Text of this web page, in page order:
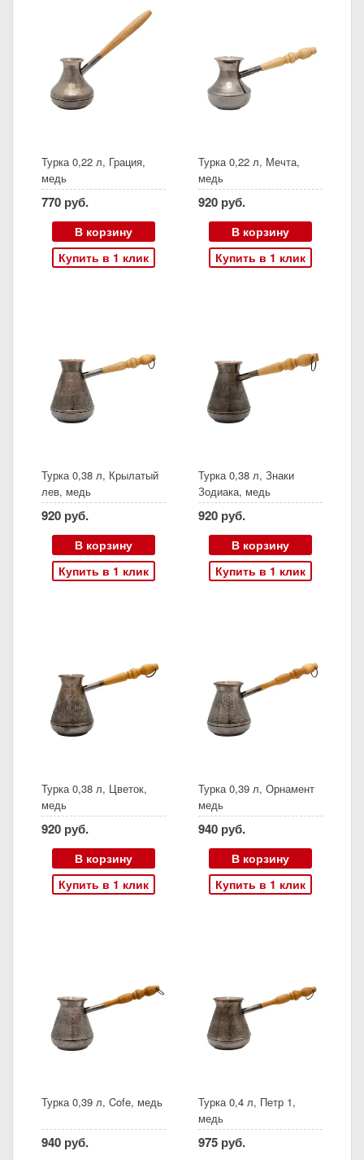
Турка 0,22 л, Грация,
медь
770 руб.
В корзину
Купить в 1 клик
Турка 0,22 л, Мечта,
медь
920 руб.
В корзину
Купить в 1 клик
Турка 0,38 л, Крылатый
лев, медь
920 руб.
В корзину
Купить в 1 клик
Турка 0,38 л, Знаки
Зодиака, медь
920 руб.
В корзину
Купить в 1 клик
Турка 0,38 л, Цветок,
медь
920 руб.
В корзину
Купить в 1 клик
Турка 0,39 л, Орнамент
медь
940 руб.
В корзину
Купить в 1 клик
Турка 0,39 л, Cofe, медь
940 руб.
Турка 0,4 л, Петр 1,
медь
975 руб.